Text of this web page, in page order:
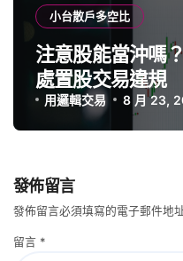
小台散戶多空比
注意股能當沖嗎
處置股交易違規
用邏輯交易 8 月 23,
發佈留言
發佈留言必須填寫的電子郵件地
留言 *